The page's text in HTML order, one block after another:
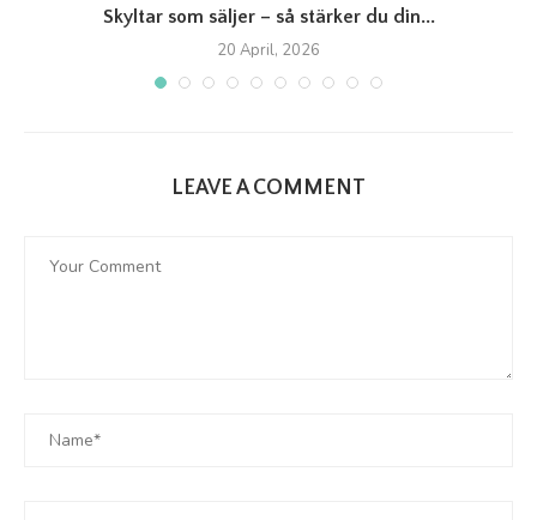
Skyltar som säljer – så stärker du din...
20 April, 2026
LEAVE A COMMENT